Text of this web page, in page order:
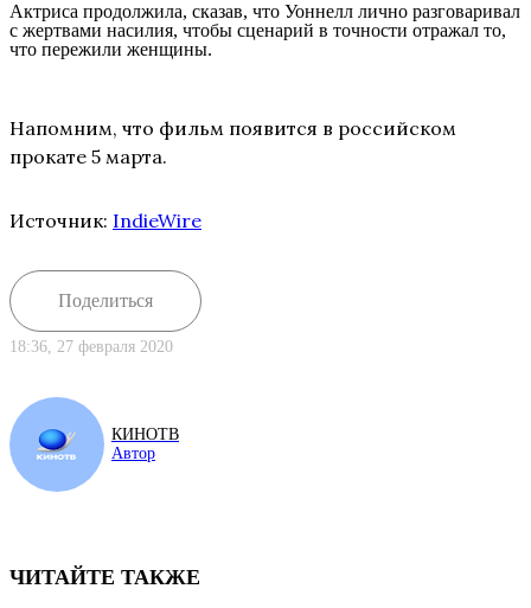
Актриса продолжила, сказав, что Уоннелл лично разговаривал
с жертвами насилия, чтобы сценарий в точности отражал то,
что пережили женщины.
Напомним, что фильм появится в российском
прокате 5 марта.
Источник: IndieWire
Поделиться
18:36, 27 февраля 2020
КИНОТВ
Автор
ЧИТАЙТЕ ТАКЖЕ